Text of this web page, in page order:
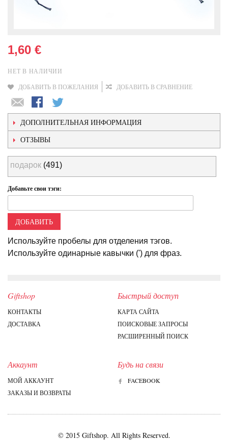
1,60 €
НЕТ В НАЛИЧИИ
ДОБАВИТЬ В ПОЖЕЛАНИЯ
ДОБАВИТЬ В СРАВНЕНИЕ
ДОПОЛНИТЕЛЬНАЯ ИНФОРМАЦИЯ
ОТЗЫВЫ
подарок (491)
Добавьте свои тэги:
ДОБАВИТЬ
Используйте пробелы для отделения тэгов.
Используйте одинарные кавычки (') для фраз.
Giftshop
КОНТАКТЫ
ДОСТАВКА
Быстрый доступ
КАРТА САЙТА
ПОИСКОВЫЕ ЗАПРОСЫ
РАСШИРЕННЫЙ ПОИСК
Аккаунт
МОЙ АККАУНТ
ЗАКАЗЫ И ВОЗВРАТЫ
Будь на связи
FACEBOOK
© 2015 Giftshop. All Rights Reserved.